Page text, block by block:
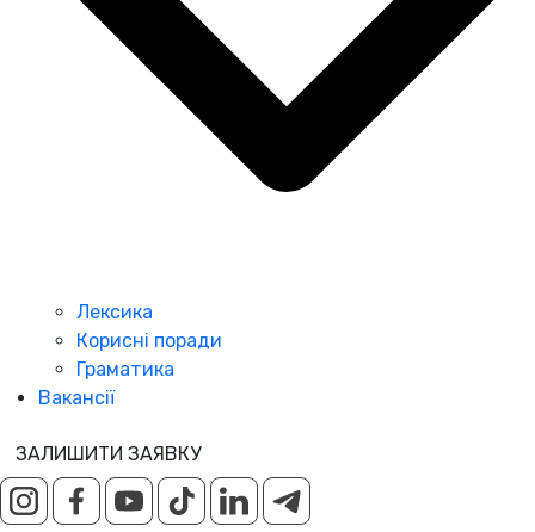
Лексика
Корисні поради
Граматика
Вакансії
ЗАЛИШИТИ ЗАЯВКУ